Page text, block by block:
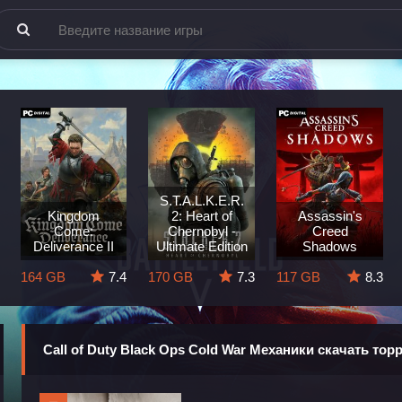
Kingdom
Come:
Deliverance II
164 GB
7.4
S.T.A.L.K.E.R.
2: Heart of
Chernobyl -
Ultimate Edition
170 GB
7.3
Assassin's
Creed
Shadows
117 GB
8.3
Call of Duty Black Ops Cold War Механики скачать